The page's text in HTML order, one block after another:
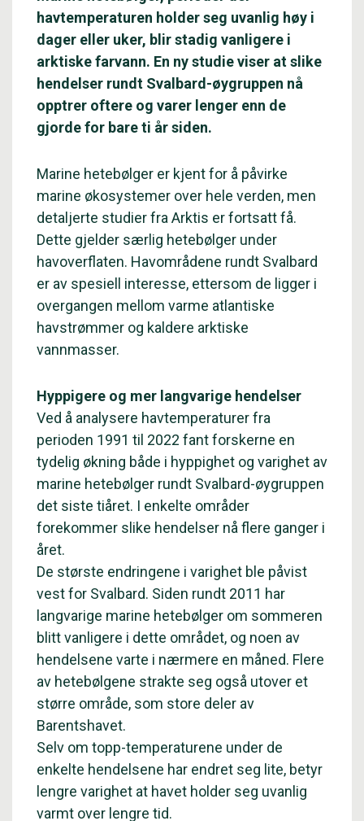
havtemperaturen holder seg uvanlig høy i
dager eller uker, blir stadig vanligere i
arktiske farvann. En ny studie viser at slike
hendelser rundt Svalbard-øygruppen nå
opptrer oftere og varer lenger enn de
gjorde for bare ti år siden.
Marine hetebølger er kjent for å påvirke
marine økosystemer over hele verden, men
detaljerte studier fra Arktis er fortsatt få.
Dette gjelder særlig hetebølger under
havoverflaten. Havområdene rundt Svalbard
er av spesiell interesse, ettersom de ligger i
overgangen mellom varme atlantiske
havstrømmer og kaldere arktiske
vannmasser.
Hyppigere og mer langvarige hendelser
Ved å analysere havtemperaturer fra
perioden 1991 til 2022 fant forskerne en
tydelig økning både i hyppighet og varighet av
marine hetebølger rundt Svalbard-øygruppen
det siste tiåret. I enkelte områder
forekommer slike hendelser nå flere ganger i
året.
De største endringene i varighet ble påvist
vest for Svalbard. Siden rundt 2011 har
langvarige marine hetebølger om sommeren
blitt vanligere i dette området, og noen av
hendelsene varte i nærmere en måned. Flere
av hetebølgene strakte seg også utover et
større område, som store deler av
Barentshavet.
Selv om topp-temperaturene under de
enkelte hendelsene har endret seg lite, betyr
lengre varighet at havet holder seg uvanlig
varmt over lengre tid.